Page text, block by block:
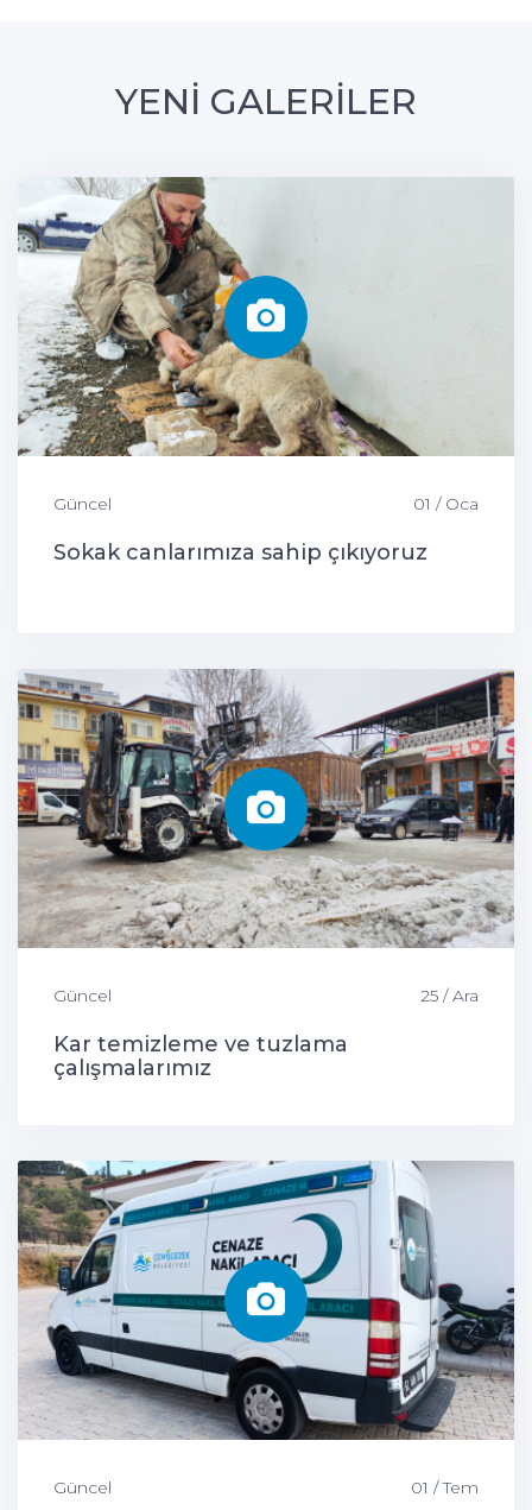
YENİ GALERİLER
Güncel 01 / Oca
Sokak canlarımıza sahip çıkıyoruz
Güncel 25 / Ara
Kar temizleme ve tuzlama
çalışmalarımız
Güncel 01 / Tem